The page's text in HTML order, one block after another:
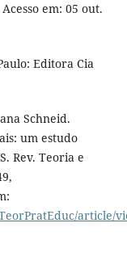
em: 05 out.
Editora Cia
Schneid.
um estudo
Rev. Teoria e
article/